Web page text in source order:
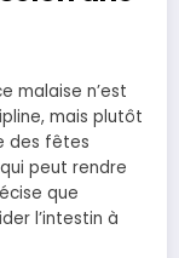
malaise n’est
mais plutôt
des fêtes
peut rendre
que
l’intestin à